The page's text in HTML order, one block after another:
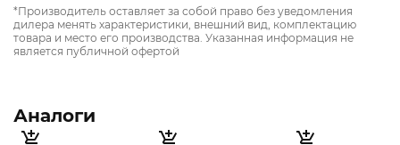
*Производитель оставляет за собой право без уведомления
дилера менять характеристики, внешний вид, комплектацию
товара и место его производства. Указанная информация не
является публичной офертой
Аналоги